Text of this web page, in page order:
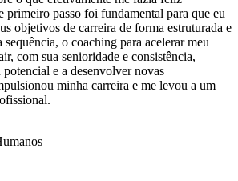
primeiro passo foi fundamental para que eu
objetivos de carreira de forma estruturada e
o coaching para acelerar meu
com sua senioridade e consistência,
e a desenvolver novas
minha carreira e me levou a um